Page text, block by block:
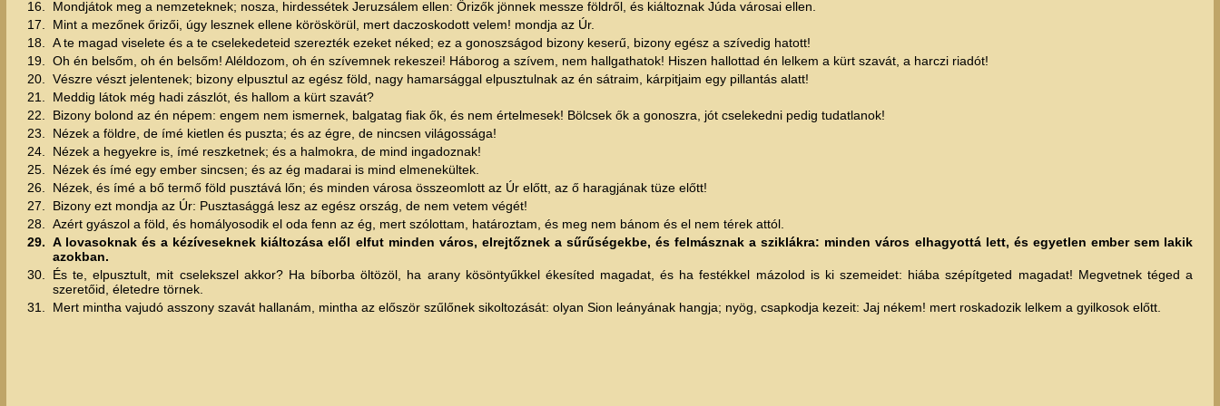
16.
Mondjátok meg a nemzeteknek; nosza, hirdessétek Jeruzsálem ellen: Őrizők jönnek messze földről, és kiáltoznak Júda városai ellen.
17.
Mint a mezőnek őrizői, úgy lesznek ellene köröskörül, mert daczoskodott velem! mondja az Úr.
18.
A te magad viselete és a te cselekedeteid szerezték ezeket néked; ez a gonoszságod bizony keserű, bizony egész a szívedig hatott!
19.
Oh én belsőm, oh én belsőm! Aléldozom, oh én szívemnek rekeszei! Háborog a szívem, nem hallgathatok! Hiszen hallottad én lelkem a kürt szavát, a harczi riadót!
20.
Vészre vészt jelentenek; bizony elpusztul az egész föld, nagy hamarsággal elpusztulnak az én sátraim, kárpitjaim egy pillantás alatt!
21.
Meddig látok még hadi zászlót, és hallom a kürt szavát?
22.
Bizony bolond az én népem: engem nem ismernek, balgatag fiak ők, és nem értelmesek! Bölcsek ők a gonoszra, jót cselekedni pedig tudatlanok!
23.
Nézek a földre, de ímé kietlen és puszta; és az égre, de nincsen világossága!
24.
Nézek a hegyekre is, ímé reszketnek; és a halmokra, de mind ingadoznak!
25.
Nézek és ímé egy ember sincsen; és az ég madarai is mind elmenekültek.
26.
Nézek, és ímé a bő termő föld pusztává lőn; és minden városa összeomlott az Úr előtt, az ő haragjának tüze előtt!
27.
Bizony ezt mondja az Úr: Pusztasággá lesz az egész ország, de nem vetem végét!
28.
Azért gyászol a föld, és homályosodik el oda fenn az ég, mert szólottam, határoztam, és meg nem bánom és el nem térek attól.
29. A lovasoknak és a kézíveseknek kiáltozása elől elfut minden város, elrejtőznek a sűrűségekbe, és felmásznak a sziklákra: minden város elhagyottá lett, és egyetlen ember sem lakik
azokban.
30.
És te, elpusztult, mit cselekszel akkor? Ha bíborba öltözöl, ha arany kösöntyűkkel ékesíted magadat, és ha festékkel mázolod is ki szemeidet: hiába szépítgeted magadat! Megvetnek téged a
szeretőid, életedre törnek.
31.
Mert mintha vajudó asszony szavát hallanám, mintha az először szűlőnek sikoltozását: olyan Sion leányának hangja; nyög, csapkodja kezeit: Jaj nékem! mert roskadozik lelkem a gyilkosok előtt.